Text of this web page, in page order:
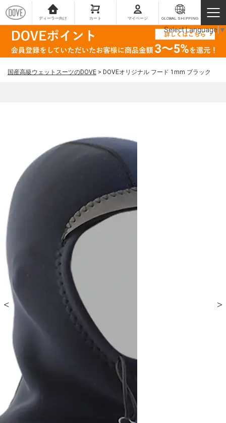
ディーラー向け カート マイページ GLOBAL SHIPPING
国産高級ウェットスーツのDOVE > DOVEオリジナル フード 1mm ブラック
Select Language ▼